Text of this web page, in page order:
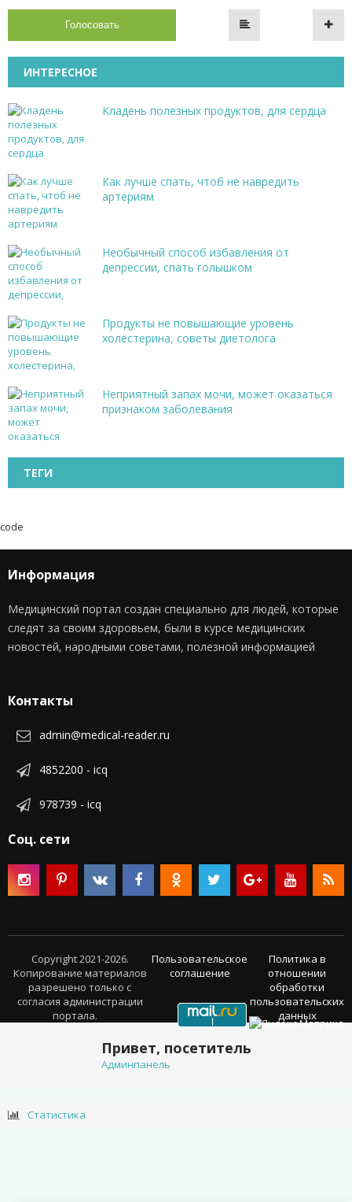
Голосовать
ИНТЕРЕСНОЕ
Кладень полезных продуктов, для сердца
Как лучше спать, чтоб не навредить
артериям
Необычный способ избавления от
депрессии, спать голышком
Продукты не повышающие уровень
холестерина, советы диетолога
Неприятный запах мочи, может оказаться
признаком заболевания
ТЕГИ
code
Информация
Медицинский портал создан специально для людей, которые
следят за своим здоровьем, были в курсе медицинских
новостей, народными советами, полезной информацией
Контакты
admin@medical-reader.ru
4852200 - icq
978739 - icq
Соц. сети
Copyright 2021-2026.
Копирование материалов
разрешено только с
согласия администрации
портала.
Пользовательское
соглашение
Политика в
отношении
обработки
пользовательских
данных
Привет, посетитель
Админпанель
Статистика